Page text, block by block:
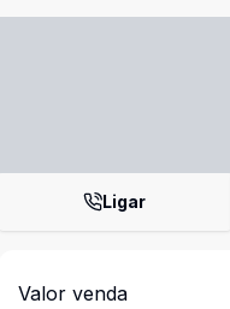
Ligar
Valor venda